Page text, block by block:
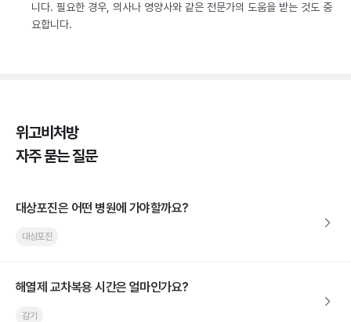
니다. 필요한 경우, 의사나 영양사와 같은 전문가의 도움을 받는 것도 중
요합니다.
위고비처방
자주 묻는 질문
대상포진은 어떤 병원에 가야할까요?
대상포진
해열제 교차복용 시간은 얼마인가요?
감기